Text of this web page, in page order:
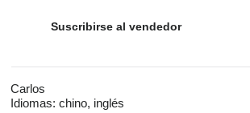
Suscribirse al vendedor
Carlos
Idiomas: chino, inglés